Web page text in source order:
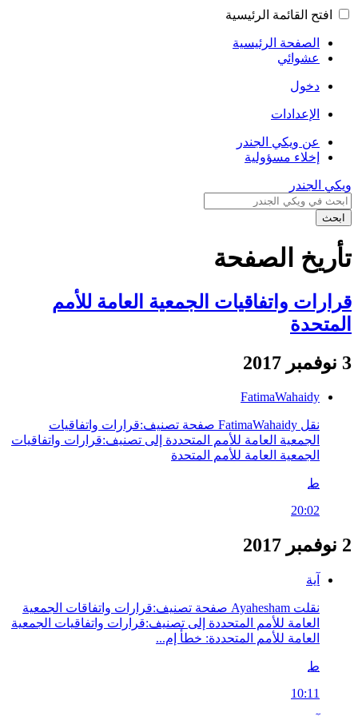
افتح القائمة الرئيسية
الصفحة الرئيسية
عشوائي
دخول
الإعدادات
عن ويكي الجندر
إخلاء مسؤولية
ويكي الجندر
ابحث
تأريخ الصفحة
قرارات واتفاقيات الجمعية العامة للأمم
المتحدة
3 نوفمبر 2017
FatimaWahaidy
نقل FatimaWahaidy صفحة تصنيف:قرارات واتفاقيات
الجمعية العامة للأمم المتحددة إلى تصنيف:قرارات واتفاقيات
الجمعية العامة للأمم المتحدة
ط
20:02
2 نوفمبر 2017
آية
نقلت Ayahesham صفحة تصنيف:قرارات واتفاقات الجمعية
العامة للأمم المتحددة إلى تصنيف:قرارات واتفاقيات الجمعية
العامة للأمم المتحددة: خطأ إم...
ط
10:11